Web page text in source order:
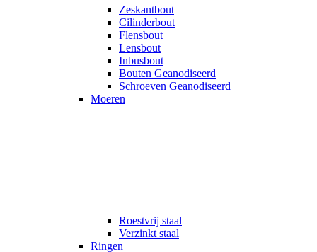
Zeskantbout
Cilinderbout
Flensbout
Lensbout
Inbusbout
Bouten Geanodiseerd
Schroeven Geanodiseerd
Moeren
Roestvrij staal
Verzinkt staal
Ringen